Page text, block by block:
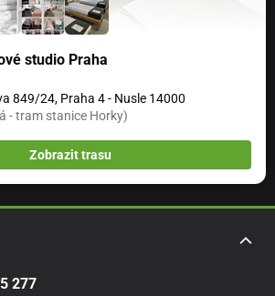
studio Praha
849/24, Praha 4 - Nusle 14000
- tram stanice Horky)
Zobrazit trasu
277